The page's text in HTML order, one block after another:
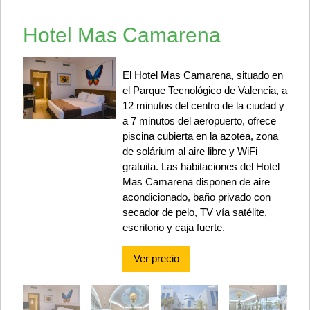
Hotel Mas Camarena
El Hotel Mas Camarena, situado en
el Parque Tecnológico de Valencia, a
12 minutos del centro de la ciudad y
a 7 minutos del aeropuerto, ofrece
piscina cubierta en la azotea, zona
de solárium al aire libre y WiFi
gratuita. Las habitaciones del Hotel
Mas Camarena disponen de aire
acondicionado, baño privado con
secador de pelo, TV vía satélite,
escritorio y caja fuerte.
Ver precio